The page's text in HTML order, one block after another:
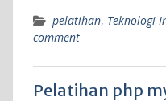
pelatihan, Teknologi
comment
Pelatihan php